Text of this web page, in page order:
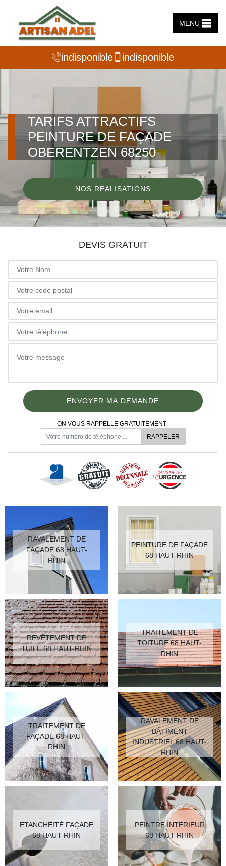
MENU
indisponible indisponible
TARIFS ATTRACTIFS
PEINTURE DE FAÇADE
OBERENTZEN 68250
NOS RÉALISATIONS
DEVIS GRATUIT
ON VOUS RAPPELLE GRATUITEMENT
RAVALEMENT DE
FAÇADE 68 HAUT-
RHIN
PEINTURE DE FAÇADE
68 HAUT-RHIN
REVÊTEMENT DE
TUILE 68 HAUT-RHIN
TRAITEMENT DE
TOITURE 68 HAUT-
RHIN
TRAITEMENT DE
FAÇADE 68 HAUT-
RHIN
RAVALEMENT DE
BÂTIMENT
INDUSTRIEL 68 HAUT-
RHIN
ETANCHÉITÉ FAÇADE
68 HAUT-RHIN
PEINTRE INTÉRIEUR
68 HAUT-RHIN